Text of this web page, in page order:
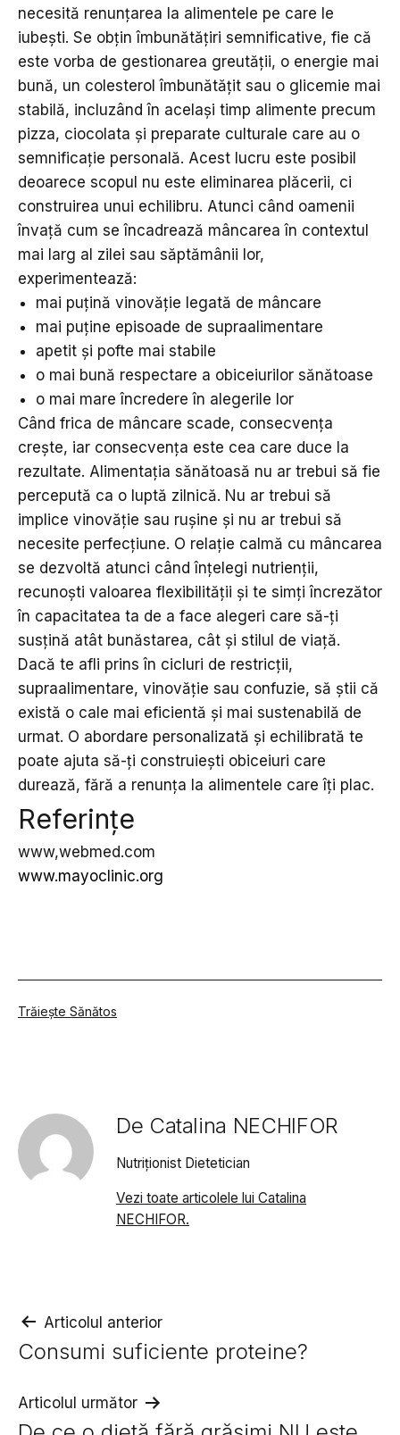
necesită renunțarea la alimentele pe care le
iubești. Se obțin îmbunătățiri semnificative, fie că
este vorba de gestionarea greutății, o energie mai
bună, un colesterol îmbunătățit sau o glicemie mai
stabilă, incluzând în același timp alimente precum
pizza, ciocolata și preparate culturale care au o
semnificație personală. Acest lucru este posibil
deoarece scopul nu este eliminarea plăcerii, ci
construirea unui echilibru. Atunci când oamenii
învață cum se încadrează mâncarea în contextul
mai larg al zilei sau săptămânii lor,
experimentează:
mai puțină vinovăție legată de mâncare
mai puține episoade de supraalimentare
apetit și pofte mai stabile
o mai bună respectare a obiceiurilor sănătoase
o mai mare încredere în alegerile lor
Când frica de mâncare scade, consecvența
crește, iar consecvența este cea care duce la
rezultate. Alimentația sănătoasă nu ar trebui să fie
percepută ca o luptă zilnică. Nu ar trebui să
implice vinovăție sau rușine și nu ar trebui să
necesite perfecțiune. O relație calmă cu mâncarea
se dezvoltă atunci când înțelegi nutrienții,
recunoști valoarea flexibilității și te simți încrezător
în capacitatea ta de a face alegeri care să-ți
susțină atât bunăstarea, cât și stilul de viață.
Dacă te afli prins în cicluri de restricții,
supraalimentare, vinovăție sau confuzie, să știi că
există o cale mai eficientă și mai sustenabilă de
urmat. O abordare personalizată și echilibrată te
poate ajuta să-ți construiești obiceiuri care
durează, fără a renunța la alimentele care îți plac.
Referințe
www,webmed.com
www.mayoclinic.org
Din
Trăiește Sănătos
De Catalina NECHIFOR
Nutriționist Dietetician
Vezi toate articolele lui Catalina
NECHIFOR.
Navigare
în
articole
Articolul anterior
Consumi suficiente proteine?
Articolul următor